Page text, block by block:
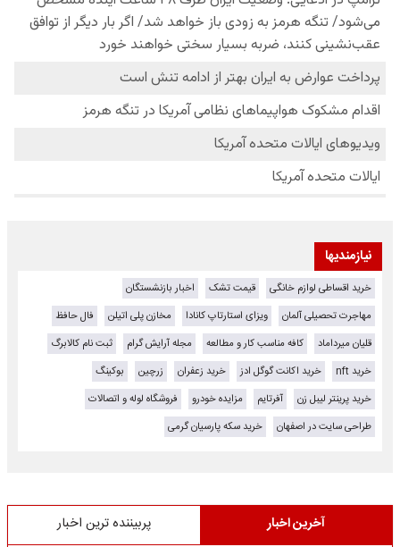
نیازمندیها
خرید اقساطی لوازم خانگی قیمت تشک
اخبار بازنشستگان
مهاجرت تحصیلی آلمان
ویزای استارتاپ کانادا مخازن پلی اتیلن
فال حافظ
قلیان میرداماد
کافه مناسب کار و مطالعه مجله آرایش گرام
ثبت نام کالابرگ
خرید nft
خرید اکانت گوگل ادز خرید زعفران زرچین
بوکینگ
خرید پرینتر لیبل زن
آفرتایم مزایده خودرو
فروشگاه لوله و اتصالات
طراحی سایت در اصفهان
خرید سکه پارسیان گرمی
آخرین اخبار پربیننده ترین اخبار